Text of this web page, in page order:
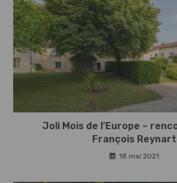
Joli Mois de l’Europe –
François Reynart
18 mai 2021